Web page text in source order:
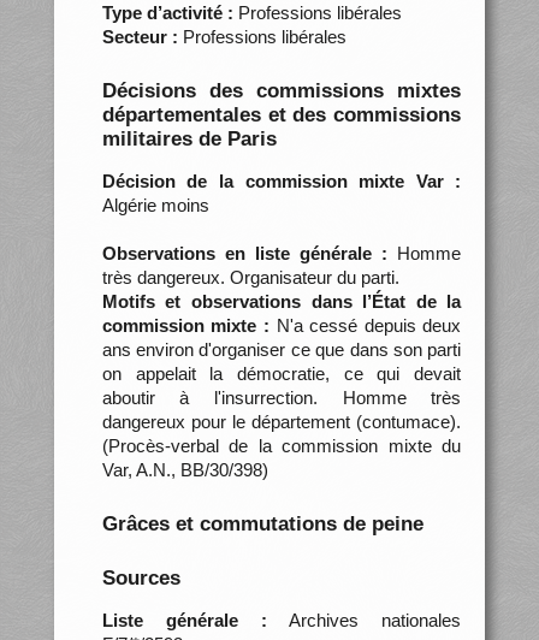
Type d’activité : Professions libérales
Secteur : Professions libérales
Décisions des commissions mixtes
départementales et des commissions
militaires de Paris
Décision de la commission mixte Var :
Algérie moins
Observations en liste générale : Homme
très dangereux. Organisateur du parti.
Motifs et observations dans l’État de la
commission mixte : N'a cessé depuis deux
ans environ d'organiser ce que dans son parti
on appelait la démocratie, ce qui devait
aboutir à l'insurrection. Homme très
dangereux pour le département (contumace).
(Procès-verbal de la commission mixte du
Var, A.N., BB/30/398)
Grâces et commutations de peine
Sources
Liste générale : Archives nationales